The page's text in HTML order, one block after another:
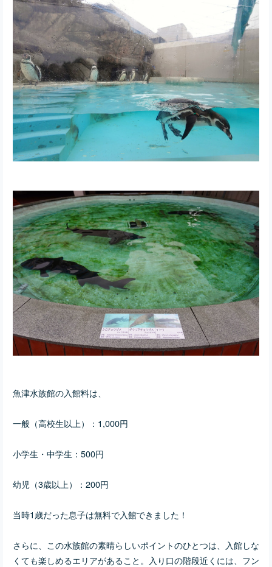
魚津水族館の入館料は、
一般（高校生以上）：1,000円
小学生・中学生：500円
幼児（3歳以上）：200円
当時1歳だった息子は無料で入館できました！
さらに、この水族館の素晴らしいポイントのひとつは、入館しな
くても楽しめるエリアがあること。入り口の階段近くには、フン